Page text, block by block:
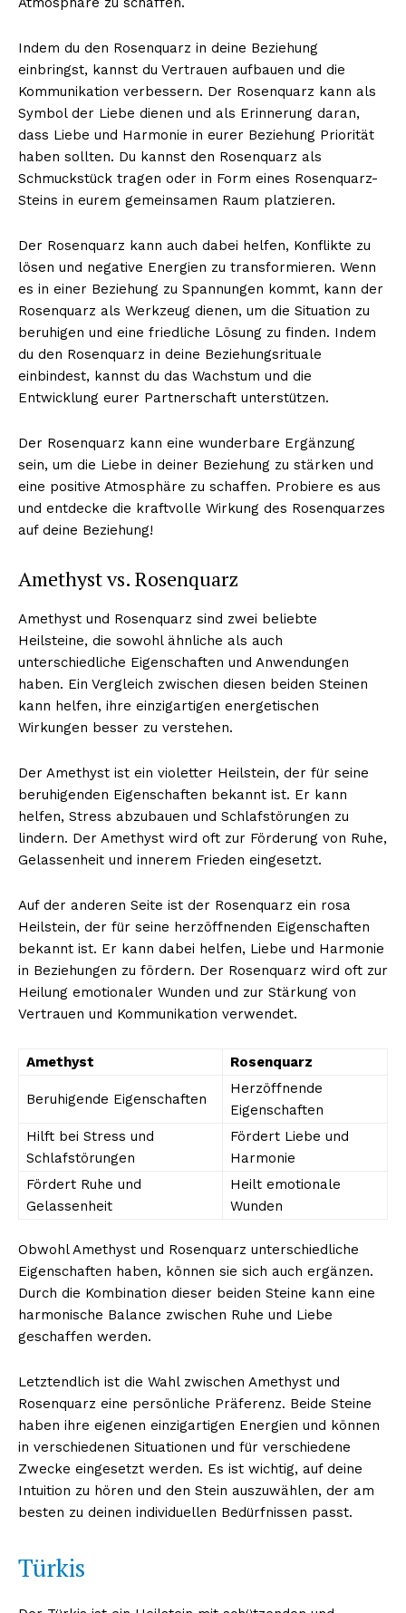
Erhalte unseren
kostenlosen Newsletter
Indem du den Rosenquarz in deine Beziehung
einbringst, kannst du Vertrauen aufbauen und die
Kommunikation verbessern. Der Rosenquarz kann als
Symbol der Liebe dienen und als Erinnerung daran,
dass Liebe und Harmonie in eurer Beziehung Priorität
haben sollten. Du kannst den Rosenquarz als
Schmuckstück tragen oder in Form eines Rosenquarz-
Steins in eurem gemeinsamen Raum platzieren.
Der Rosenquarz kann auch dabei helfen, Konflikte zu
lösen und negative Energien zu transformieren. Wenn
es in einer Beziehung zu Spannungen kommt, kann der
Rosenquarz als Werkzeug dienen, um die Situation zu
beruhigen und eine friedliche Lösung zu finden. Indem
du den Rosenquarz in deine Beziehungsrituale
einbindest, kannst du das Wachstum und die
Entwicklung eurer Partnerschaft unterstützen.
Der Rosenquarz kann eine wunderbare Ergänzung
sein, um die Liebe in deiner Beziehung zu stärken und
eine positive Atmosphäre zu schaffen. Probiere es aus
und entdecke die kraftvolle Wirkung des Rosenquarzes
auf deine Beziehung!
Amethyst vs. Rosenquarz
Amethyst und Rosenquarz sind zwei beliebte
Heilsteine, die sowohl ähnliche als auch
unterschiedliche Eigenschaften und Anwendungen
haben. Ein Vergleich zwischen diesen beiden Steinen
kann helfen, ihre einzigartigen energetischen
Wirkungen besser zu verstehen.
Der Amethyst ist ein violetter Heilstein, der für seine
beruhigenden Eigenschaften bekannt ist. Er kann
helfen, Stress abzubauen und Schlafstörungen zu
lindern. Der Amethyst wird oft zur Förderung von Ruhe,
Gelassenheit und innerem Frieden eingesetzt.
Auf der anderen Seite ist der Rosenquarz ein rosa
Heilstein, der für seine herzöffnenden Eigenschaften
bekannt ist. Er kann dabei helfen, Liebe und Harmonie
in Beziehungen zu fördern. Der Rosenquarz wird oft zur
Heilung emotionaler Wunden und zur Stärkung von
Vertrauen und Kommunikation verwendet.
Amethyst Rosenquarz
Beruhigende Eigenschaften
Herzöffnende
Eigenschaften
Hilft bei Stress und
Schlafstörungen
Fördert Liebe und
Harmonie
Fördert Ruhe und
Gelassenheit
Heilt emotionale
Wunden
Obwohl Amethyst und Rosenquarz unterschiedliche
Eigenschaften haben, können sie sich auch ergänzen.
Durch die Kombination dieser beiden Steine kann eine
harmonische Balance zwischen Ruhe und Liebe
geschaffen werden.
Letztendlich ist die Wahl zwischen Amethyst und
Rosenquarz eine persönliche Präferenz. Beide Steine
haben ihre eigenen einzigartigen Energien und können
in verschiedenen Situationen und für verschiedene
Zwecke eingesetzt werden. Es ist wichtig, auf deine
Intuition zu hören und den Stein auszuwählen, der am
besten zu deinen individuellen Bedürfnissen passt.
Türkis